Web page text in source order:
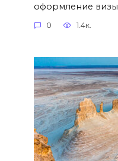
оформление
0 1.4к.